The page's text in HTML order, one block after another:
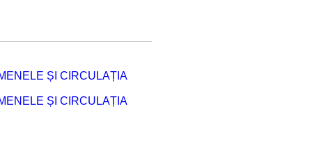
ȘI CIRCULAȚIA
ȘI CIRCULAȚIA